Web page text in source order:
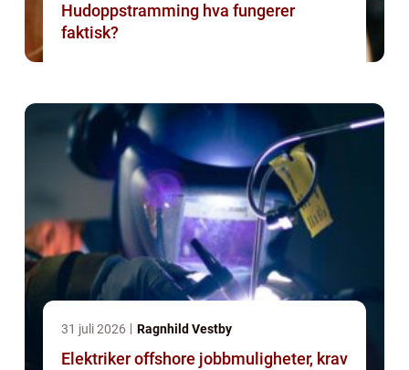
Hudoppstramming hva fungerer
faktisk?
31 juli 2026 Ragnhild Vestby
Elektriker offshore jobbmuligheter, krav